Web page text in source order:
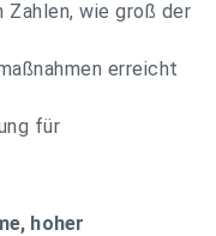
Zahlen, wie groß der
erreicht
für
hoher